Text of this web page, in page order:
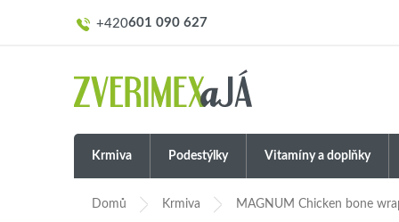
601 090 627
Krmiva Podestýlky Vitamíny a doplňky
Domů Krmiva MAGNUM Chicken bone